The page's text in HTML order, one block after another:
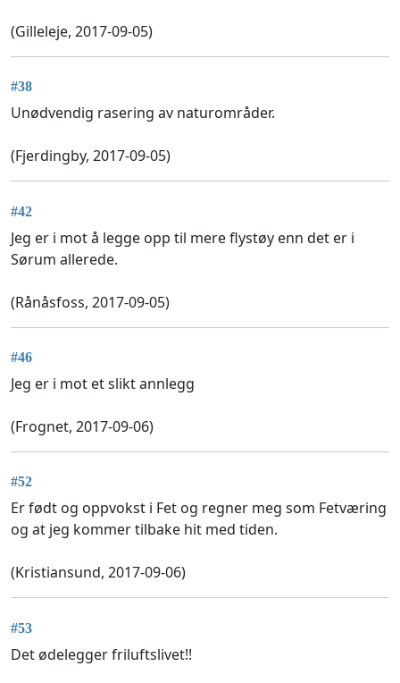
(Gilleleje, 2017-09-05)
#38
Unødvendig rasering av naturområder.
(Fjerdingby, 2017-09-05)
#42
Jeg er i mot å legge opp til mere flystøy enn det er i
Sørum allerede.
(Rånåsfoss, 2017-09-05)
#46
Jeg er i mot et slikt annlegg
(Frognet, 2017-09-06)
#52
Er født og oppvokst i Fet og regner meg som Fetværing
og at jeg kommer tilbake hit med tiden.
(Kristiansund, 2017-09-06)
#53
Det ødelegger friluftslivet!!